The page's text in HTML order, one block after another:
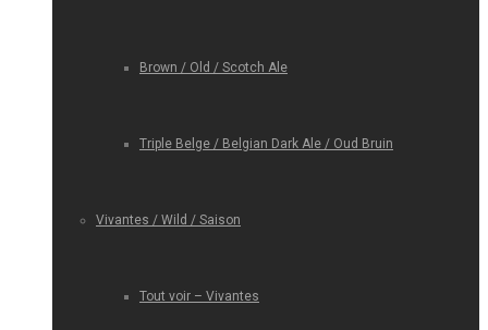
Brown / Old / Scotch Ale
Triple Belge / Belgian Dark Ale / Oud Bruin
Vivantes / Wild / Saison
Tout voir – Vivantes